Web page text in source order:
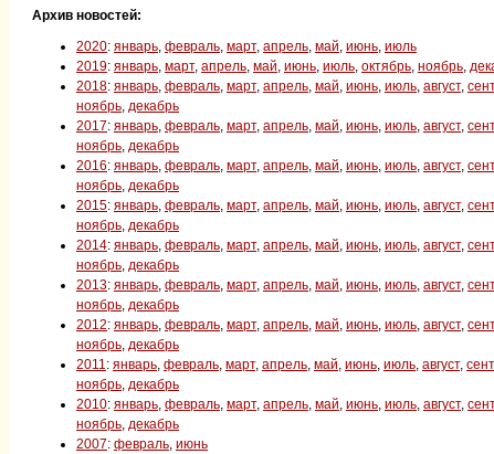
Архив новостей:
2020: январь, февраль, март, апрель, май, июнь, июль
2019: январь, март, апрель, май, июнь, июль, октябрь, ноябрь,
2018: январь, февраль, март, апрель, май, июнь, июль, август,
ноябрь, декабрь
2017: январь, февраль, март, апрель, май, июнь, июль, август,
ноябрь, декабрь
2016: январь, февраль, март, апрель, май, июнь, июль, август,
ноябрь, декабрь
2015: январь, февраль, март, апрель, май, июнь, июль, август,
ноябрь, декабрь
2014: январь, февраль, март, апрель, май, июнь, июль, август,
ноябрь, декабрь
2013: январь, февраль, март, апрель, май, июнь, июль, август,
ноябрь, декабрь
2012: январь, февраль, март, апрель, май, июнь, июль, август,
ноябрь, декабрь
2011: январь, февраль, март, апрель, май, июнь, июль, август,
ноябрь, декабрь
2010: январь, февраль, март, апрель, май, июнь, июль, август,
ноябрь, декабрь
2007: февраль, июнь